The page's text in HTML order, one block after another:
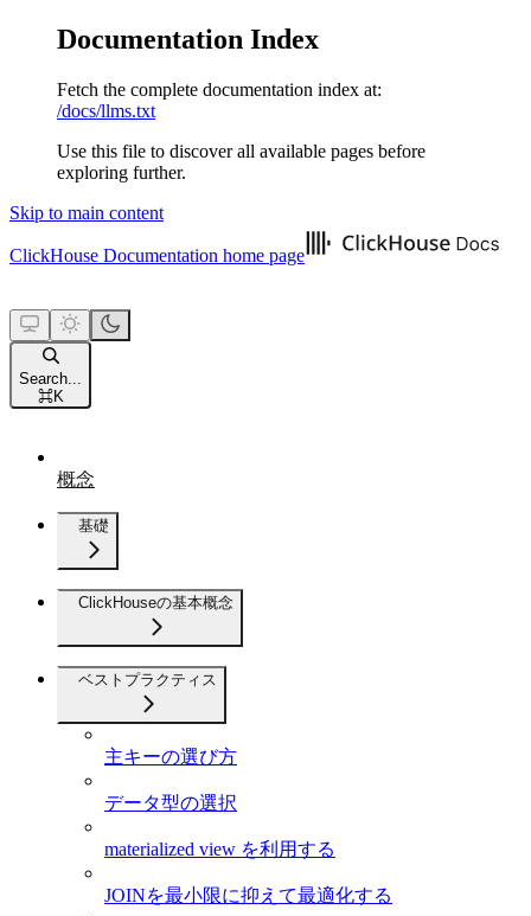
Documentation Index
Fetch the complete documentation index at:
/docs/llms.txt
Use this file to discover all available pages before
exploring further.
Skip to main content
ClickHouse Documentation home page
Search...
⌘K
概念
基礎
ClickHouseの基本概念
ベストプラクティス
主キーの選び方
データ型の選択
materialized view を利用する
JOINを最小限に抑えて最適化する